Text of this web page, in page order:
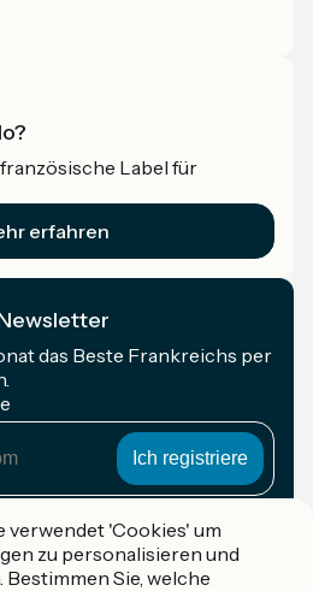
französische Label für
erfahren
das Beste Frankreichs per
Destination France
verwendet 'Cookies' um
zu personalisieren und
Bestimmen Sie, welche